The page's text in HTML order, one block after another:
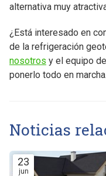
alternativa muy
¿Está interesado en
de la refrigeración
nosotros y el equipo
ponerlo todo en marcha.
Noticias
23
jun